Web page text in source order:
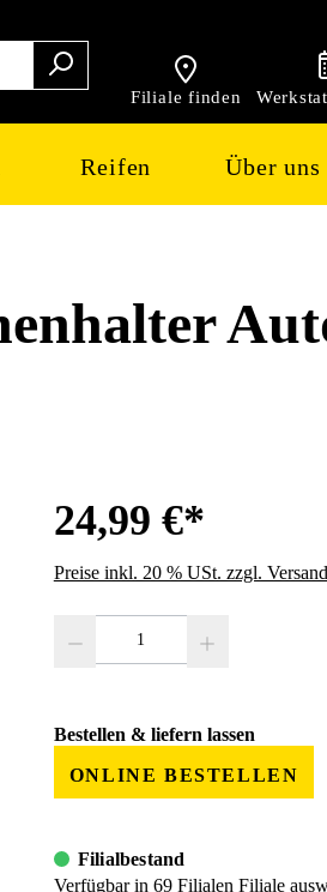
Filiale finden
Reifen Über uns
24,99 €*
Preise inkl. 20 % USt. zzgl.
Bestellen & liefern lassen
ONLINE BESTELLEN
Filialbestand
Verfügbar in 69 Filialen Filiale